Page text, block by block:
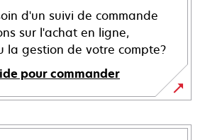
d'un suivi de commande
sur l'achat en ligne,
la gestion de votre compte?
pour commander